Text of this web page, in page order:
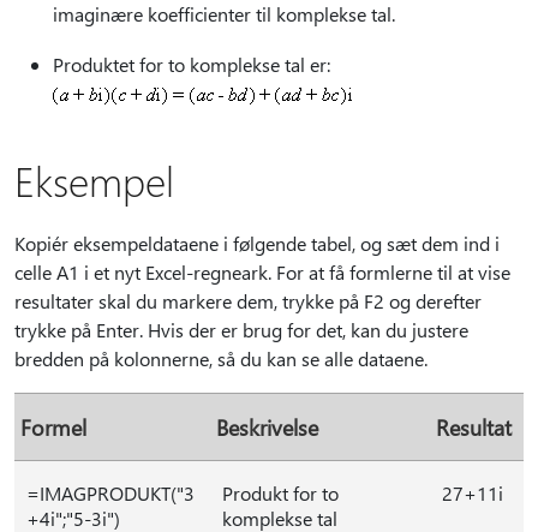
imaginære koefficienter til komplekse tal.
Produktet for to komplekse tal er:
Eksempel
Kopiér eksempeldataene i følgende tabel, og sæt dem ind i
celle A1 i et nyt Excel-regneark. For at få formlerne til at vise
resultater skal du markere dem, trykke på F2 og derefter
trykke på Enter. Hvis der er brug for det, kan du justere
bredden på kolonnerne, så du kan se alle dataene.
Formel Beskrivelse Resultat
=IMAGPRODUKT("3
+4i";"5-3i")
Produkt for to
komplekse tal
27+11i